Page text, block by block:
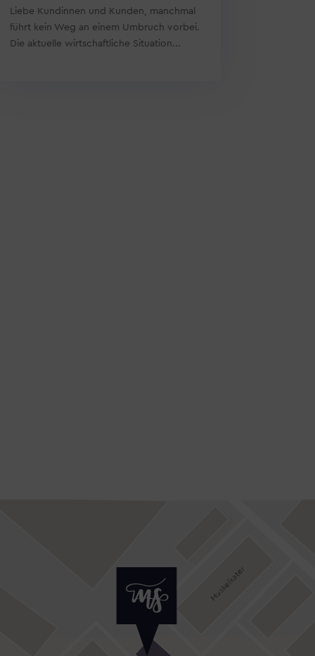
Liebe Kundinnen und Kunden, manchmal
führt kein Weg an einem Umbruch vorbei.
Die aktuelle wirtschaftliche Situation...